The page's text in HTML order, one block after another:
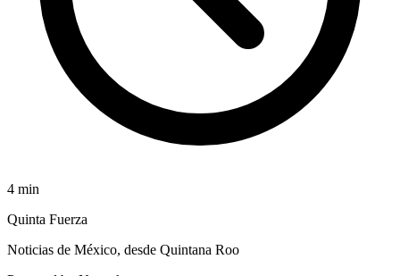
4 min
Quinta Fuerza
Noticias de México, desde Quintana Roo